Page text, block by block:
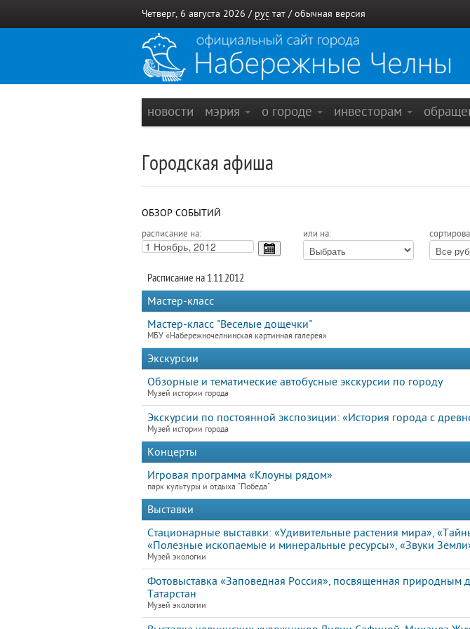
Четверг, 6 августа 2026 / рус тат / обычная версия
новости мэрия о городе инвесторам
Городская афиша
ОБЗОР СОБЫТИЙ
расписание на: или на:
Расписание на 1.11.2012
Мастер-класс
Мастер-класс "Веселые дощечки"
МБУ «Набережночелнинская картинная галерея»
Экскурсии
Обзорные и тематические автобусные экскурсии по городу
Музей истории города
Экскурсии по постоянной экспозиции: «История города с
Музей истории города
Концерты
Игровая программа «Клоуны рядом»
парк культуры и отдыха "Победа"
Выставки
Стационарные выставки: «Удивительные растения мира»,
«Полезные ископаемые и минеральные ресурсы», «Звуки
Музей экологии
Фотовыставка «Заповедная Россия», посвященная природным
Татарстан
Музей экологии